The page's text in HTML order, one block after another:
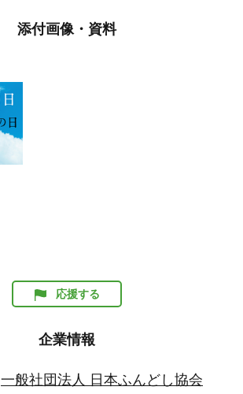
添付画像・資料
応援する
企業情報
一般社団法人 日本ふんどし協会